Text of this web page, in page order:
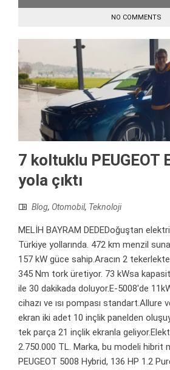
NO COMMENTS
7 koltuklu PEUGEOT
yola çıktı
Blog, Otomobil, Teknoloji
MELİH BAYRAM DEDEDoğuştan
Türkiye yollarında. 472 km menzil
157 kW güce sahip.Aracın 2
345 Nm tork üretiyor. 73 kWsa
ile 30 dakikada doluyor.E-5008'de
cihazı ve ısı pompası standart.Allure
ekran iki adet 10 inçlik panelden
tek parça 21 inçlik ekranla
2.750.000 TL. Marka, bu modeli hibrit
PEUGEOT 5008 Hybrid, 136 HP 1.2